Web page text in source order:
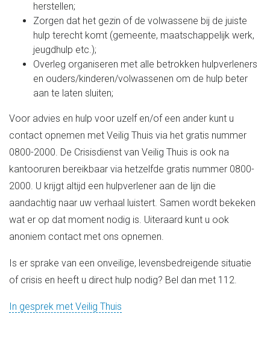
herstellen;
Zorgen dat het gezin of de volwassene bij de juiste
hulp terecht komt (gemeente, maatschappelijk werk,
jeugdhulp etc.);
Overleg organiseren met alle betrokken hulpverleners
en ouders/kinderen/volwassenen om de hulp beter
aan te laten sluiten;
Voor advies en hulp voor uzelf en/of een ander kunt u
contact opnemen met Veilig Thuis via het gratis nummer
0800-2000. De Crisisdienst van Veilig Thuis is ook na
kantooruren bereikbaar via hetzelfde gratis nummer 0800-
2000. U krijgt altijd een hulpverlener aan de lijn die
aandachtig naar uw verhaal luistert. Samen wordt bekeken
wat er op dat moment nodig is. Uiteraard kunt u ook
anoniem contact met ons opnemen.
Is er sprake van een onveilige, levensbedreigende situatie
of crisis en heeft u direct hulp nodig? Bel dan met 112.
In gesprek met Veilig Thuis